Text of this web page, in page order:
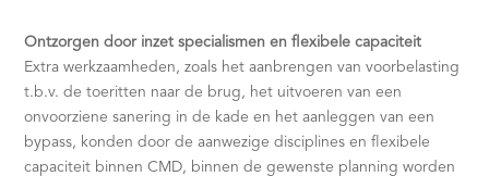
Ontzorgen door inzet specialismen en flexibele capaciteit
Extra werkzaamheden, zoals het aanbrengen van voorbelasting
t.b.v. de toeritten naar de brug, het uitvoeren van een
onvoorziene sanering in de kade en het aanleggen van een
bypass, konden door de aanwezige disciplines en flexibele
capaciteit binnen CMD, binnen de gewenste planning worden